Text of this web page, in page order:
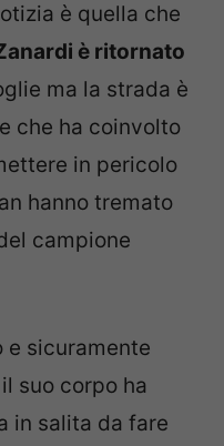
è quella che
è ritornato
ma la strada è
che ha coinvolto
in pericolo
hanno tremato
campione
e sicuramente
suo corpo ha
in salita da fare